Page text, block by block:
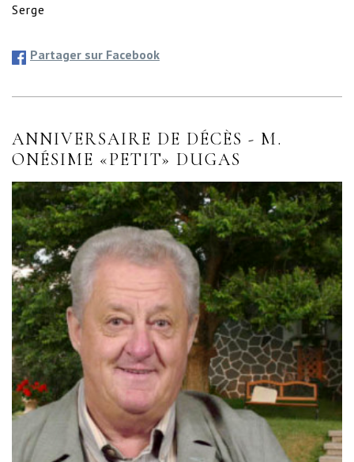
Serge
Partager sur Facebook
ANNIVERSAIRE DE DÉCÈS - M.
ONÉSIME «PETIT» DUGAS